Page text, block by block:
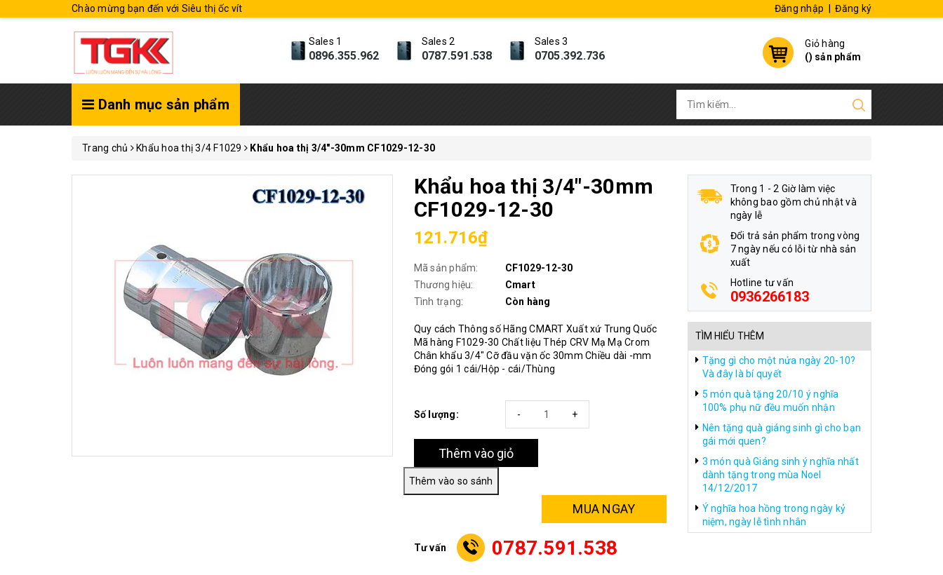
Chào mừng bạn đến với Siêu thị ốc vít Đăng nhập Đăng ký
Sales 1
0896.355.962
Sales 2
0787.591.538
Sales 3
0705.392.736
Giỏ hàng
() sản phẩm
Danh mục sản phẩm
Trang chủ Khẩu hoa thị 3/4 F1029 Khẩu hoa thị 3/4"-30mm CF1029-12-30
Khẩu hoa thị 3/4"-30mm
CF1029-12-30
121.716₫
Mã sản phẩm:
CF1029-12-30
Thương hiệu:
Cmart
Tình trạng:
Còn hàng
Quy cách Thông số Hãng CMART Xuất xứ Trung Quốc
Mã hàng F1029-30 Chất liệu Thép CRV Mạ Mạ Crom
Chân khẩu 3/4" Cỡ đầu vặn ốc 30mm Chiều dài -mm
Đóng gói 1 cái/Hộp - cái/Thùng
Số lượng: +
-
Thêm vào giỏ
MUA NGAY
Tư vấn 0787.591.538
Trong 1 - 2 Giờ làm việc
không bao gồm chủ nhật và
ngày lễ
Đổi trả sản phẩm trong vòng
7 ngày nếu có lỗi từ nhà sản
xuất
Hotline tư vấn
0936266183
TÌM HIỂU THÊM
Tặng gì cho một nửa ngày 20-10?
Và đây là bí quyết
5 món quà tặng 20/10 ý nghĩa
100% phụ nữ đều muốn nhận
Nên tặng quà giáng sinh gì cho bạn
gái mới quen?
3 món quà Giáng sinh ý nghĩa nhất
dành tặng trong mùa Noel
14/12/2017
Ý nghĩa hoa hồng trong ngày kỷ
niệm, ngày lễ tình nhân